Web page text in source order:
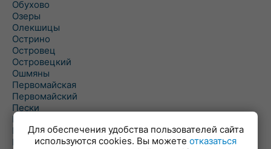
Обухово
Озеры
Олекшицы
Острино
Островец
Островецкий
Ошмяны
Первомайская
Первомайский
Пески
Петревичи
Погородно
Пограничный
Для обеспечения удобства пользователей сайта
используются cookies. Вы можете отказаться